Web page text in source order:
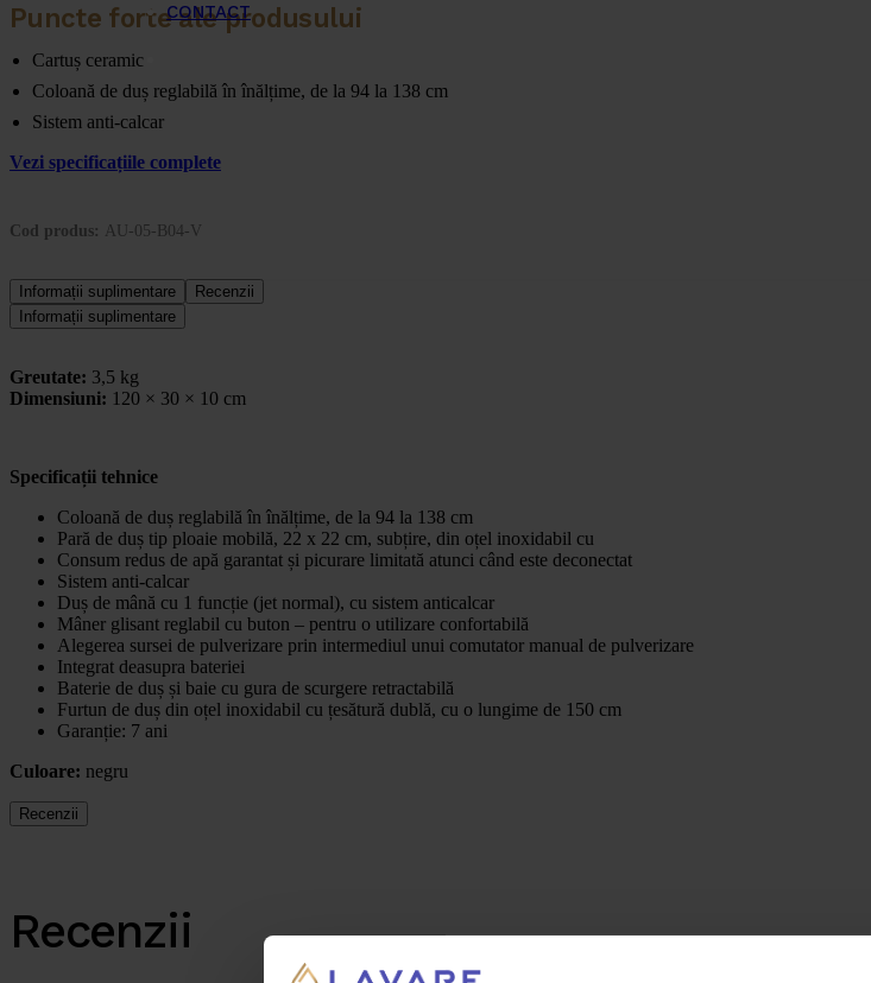
CONTACT
Puncte forte ale produsului
Cartuș ceramic
Coloană de duș reglabilă în înălțime, de la 94 la 138 cm
Sistem anti-calcar
Vezi specificațiile complete
Cod produs: AU-05-B04-V
Informații suplimentare
Recenzii
Informații suplimentare
Greutate: 3,5 kg
Dimensiuni: 120 × 30 × 10 cm
Specificații tehnice
Coloană de duș reglabilă în înălțime, de la 94 la 138 cm
Pară de duș tip ploaie mobilă, 22 x 22 cm, subțire, din oțel inoxidabil cu
Consum redus de apă garantat și picurare limitată atunci când este deconectat
Sistem anti-calcar
Duș de mână cu 1 funcție (jet normal), cu sistem anticalcar
Mâner glisant reglabil cu buton – pentru o utilizare confortabilă
Alegerea sursei de pulverizare prin intermediul unui comutator manual de pulverizare
Integrat deasupra bateriei
Baterie de duș și baie cu gura de scurgere retractabilă
Furtun de duș din oțel inoxidabil cu țesătură dublă, cu o lungime de 150 cm
Garanție: 7 ani
Culoare: negru
Recenzii
Recenzii